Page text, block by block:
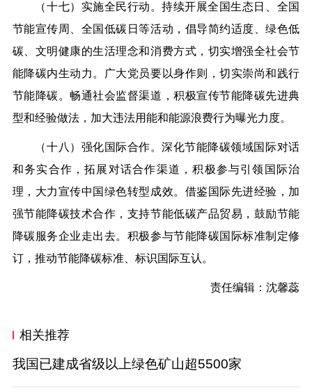
（十七）实施全民行动。持续开展全国生态日、全国
节能宣传周、全国低碳日等活动，倡导简约适度、绿色低
碳、文明健康的生活理念和消费方式，切实增强全社会节
能降碳内生动力。广大党员要以身作则，切实崇尚和践行
节能降碳。畅通社会监督渠道，积极宣传节能降碳先进典
型和经验做法，加大违法用能和能源浪费行为曝光力度。
（十八）强化国际合作。深化节能降碳领域国际对话
和务实合作，拓展对话合作渠道，积极参与引领国际治
理，大力宣传中国绿色转型成效。借鉴国际先进经验，加
强节能降碳技术合作，支持节能低碳产品贸易，鼓励节能
降碳服务企业走出去。积极参与节能降碳国际标准制定修
订，推动节能降碳标准、标识国际互认。
责任编辑：沈馨蕊
相关推荐
我国已建成省级以上绿色矿山超5500家